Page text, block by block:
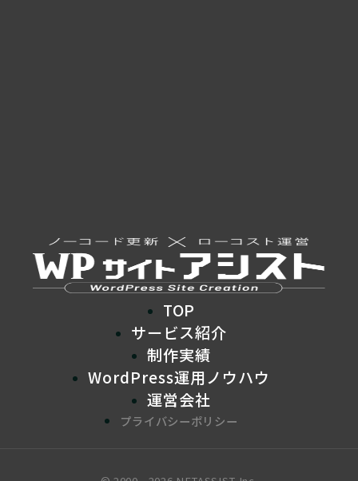
TOP
サービス紹介
制作実績
WordPress運用ノウハウ
運営会社
プライバシーポリシー